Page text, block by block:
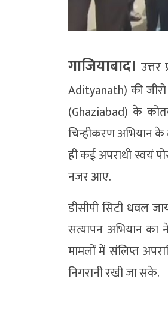
गाजियाबाद।
Adityanath) की
(Ghaziabad) के
चिन्हीकरण अभियान
ही कई अपराधी स्वयं
नजर आए.
डीसीपी सिटी धवल
सत्यापन अभियान का
मामलों में संलिप्त
निगरानी रखी जा सके.